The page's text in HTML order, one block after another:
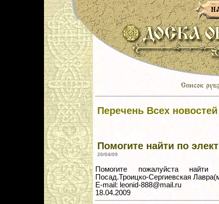
Перечень Всех новостей
Помогите найти по
20/04/09
Помогите пожалуйста найти
Посад.Троицко-Сергиевская
E-mail: leonid-888@mail.ru
18.04.2009